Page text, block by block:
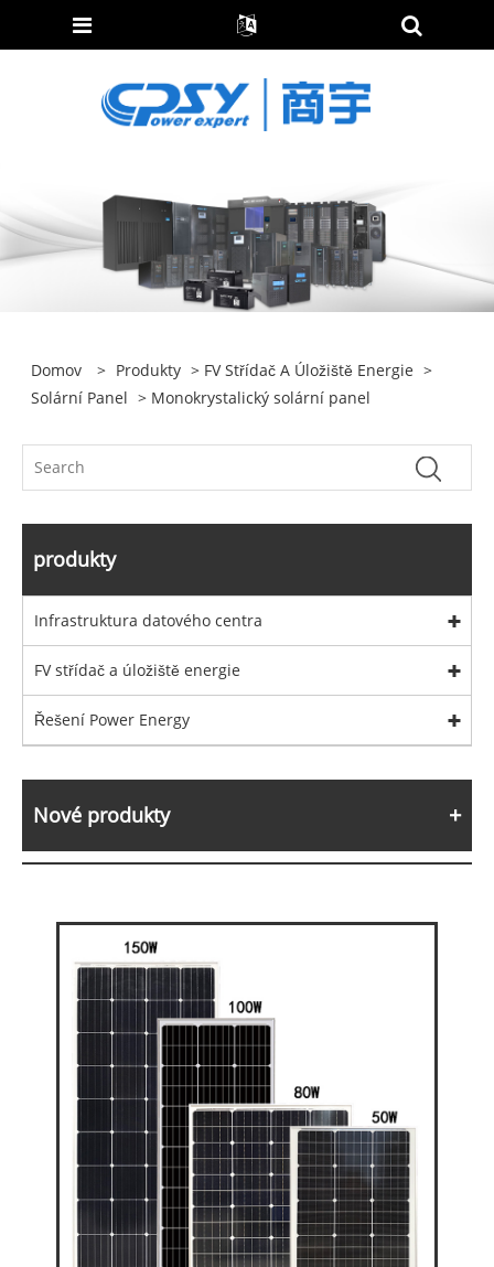
Domov > Produkty > FV Střídač A Úložiště Energie >
Solární Panel > Monokrystalický solární panel
produkty
Infrastruktura datového centra
FV střídač a úložiště energie
Řešení Power Energy
Nové produkty